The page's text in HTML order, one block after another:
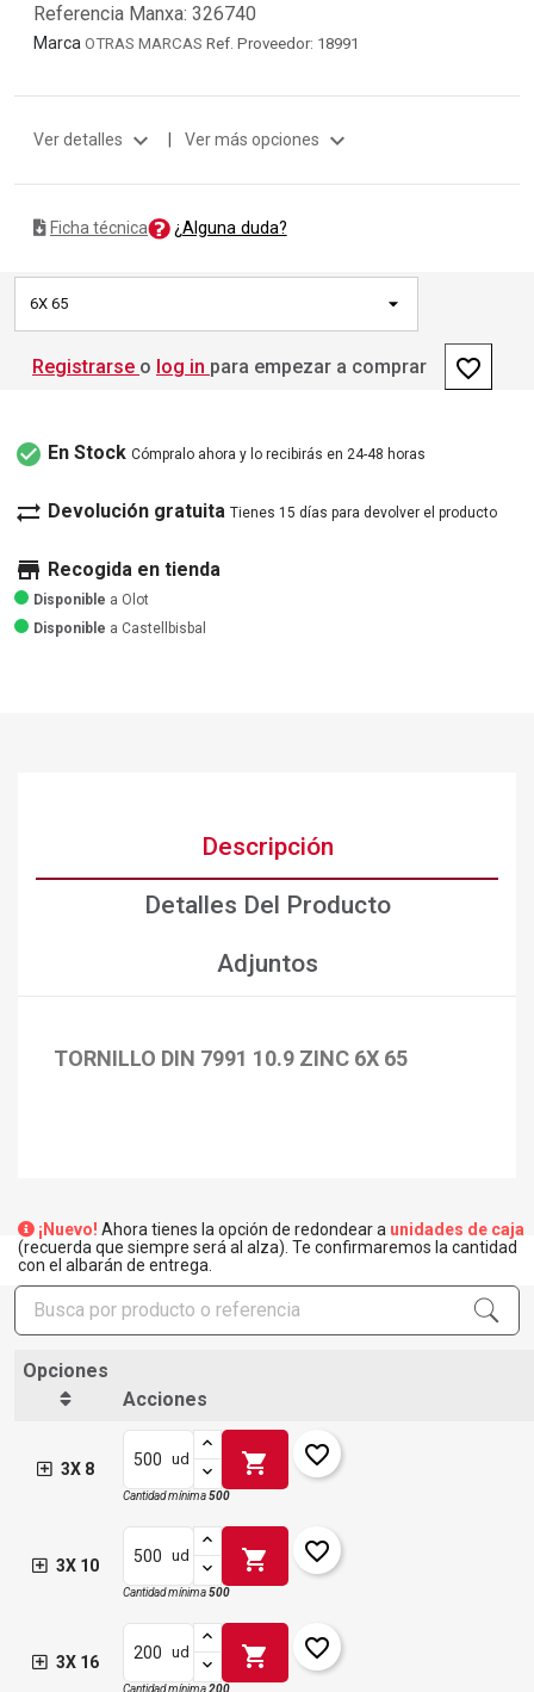
Referencia Manxa: 326740
Marca OTRAS MARCAS Ref. Proveedor: 18991
Ver detalles expand_more | Ver más opciones expand_more
Ficha técnica ¿Alguna duda?
6X 65
Registrarse o log in para empezar a comprar favorite_border
check_circle En Stock Cómpralo ahora y lo recibirás en 24-48 horas
sync_alt Devolución gratuita Tienes 15 días para devolver el producto
store Recogida en tienda
Disponible a Olot
Disponible a Castellbisbal
Descripción
Detalles Del Producto
Adjuntos
TORNILLO DIN 7991 10.9 ZINC 6X 65
¡Nuevo! Ahora tienes la opción de redondear a unidades de caja
(recuerda que siempre será al alza). Te confirmaremos la cantidad
con el albarán de entrega.
Opciones
Acciones
3X 8
ud shopping_cart favorite_border
Cantidad mínima500
3X 10
ud shopping_cart favorite_border
Cantidad mínima500
3X 16
ud shopping_cart favorite_border
Cantidad mínima200